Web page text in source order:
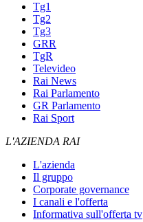
Tg1
Tg2
Tg3
GRR
TgR
Televideo
Rai News
Rai Parlamento
GR Parlamento
Rai Sport
L'AZIENDA RAI
L'azienda
Il gruppo
Corporate governance
I canali e l'offerta
Informativa sull'offerta tv